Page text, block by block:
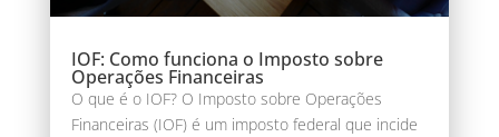
IOF: Como funciona o Imposto sobre
Operações Financeiras
O que é o IOF? O Imposto sobre Operações
Financeiras (IOF) é um imposto federal que incide